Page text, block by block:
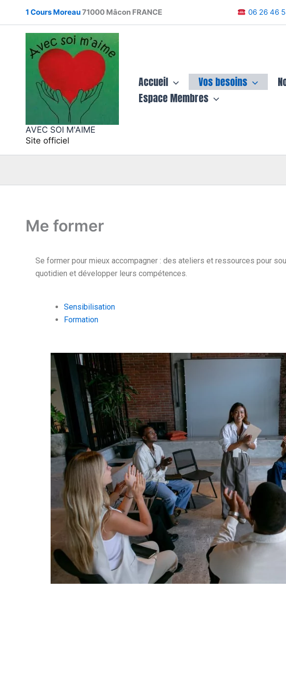
contenu
1 Cours Moreau71000 Mâcon FRANCE 06 26 46
AVEC SOI M'AIME
Site officiel
Accueil Vos besoins
Espace Membres
Me former
Se former pour mieux accompagner : des ateliers et ressources pour
quotidien et développer leurs compétences.
Sensibilisation
Formation